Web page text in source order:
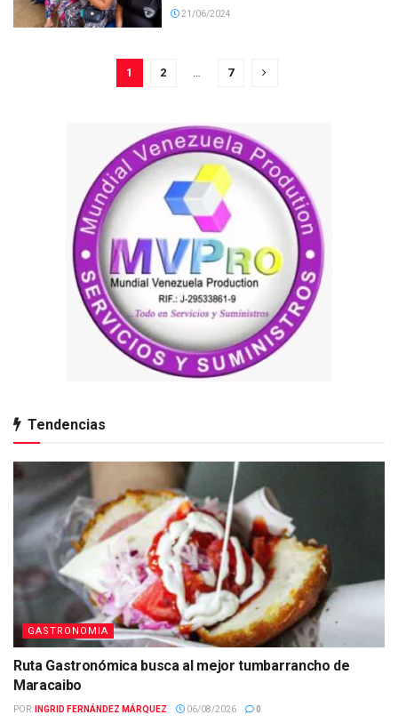
21/06/2024
1 2 … 7
Tendencias
GASTRONOMIA
Ruta Gastronómica busca al mejor tumbarrancho de
Maracaibo
POR: INGRID FERNÁNDEZ MÁRQUEZ 06/08/2026 0